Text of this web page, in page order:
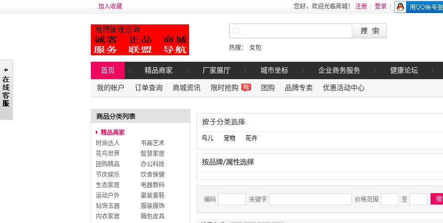
加入收藏 您好，欢迎光临商城！ 注册 登录
热搜：
女包
首页 精品商家 厂家展厅 城市坐标 企业商务服务 健康论坛
我的帐户 订单查询 商城资讯 限时抢购 团购 品牌专卖 优惠活动中心
精品商家
时尚达人
书画艺术
花鸟世界
智慧家居
团购精品
办公科技
节庆娱乐
饮食保健
生态家居
电器数码
运动户外
童装童鞋
钻饰玉器
服装服饰
内衣家居
箱包皮具
鸟儿 宠物 花卉
编码 关键字 价格范围 至